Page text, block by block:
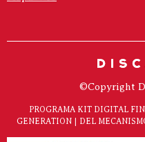
©Copyright
PROGRAMA KIT DIGITAL
GENERATION | DEL